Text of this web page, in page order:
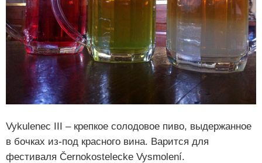
Vykulenec III – крепкое солодовое пиво, выдержанное
в бочках из-под красного вина. Варится для
фестиваля Černokostelecke Vysmolení.